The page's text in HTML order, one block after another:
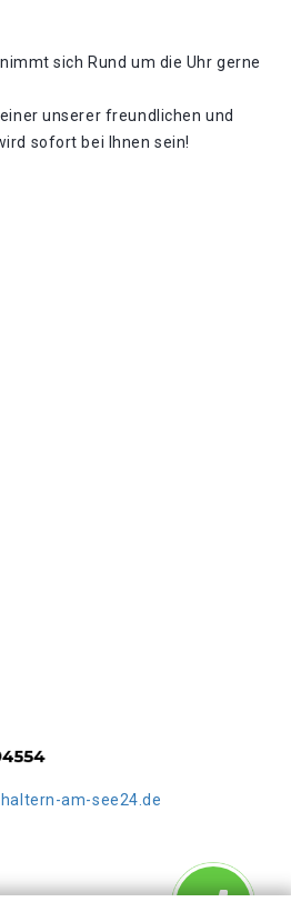
sich Rund um die Uhr gerne
unserer freundlichen und
sofort bei Ihnen sein!
am-see24.de